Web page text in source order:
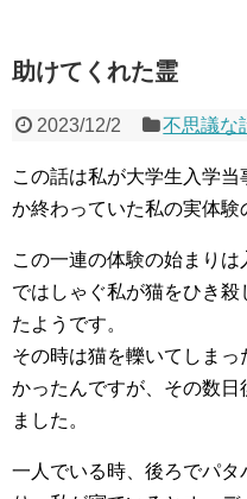
助けてくれた霊
2023/12/2 不思議な
この話は私が大学生入学
か終わっていた私の実体験
この一連の体験の始まり
ではしゃぐ私が猫をひき
たようです。
その時は猫を轢いてしま
かったんですが、その数
ました。
一人でいる時、後ろでパ